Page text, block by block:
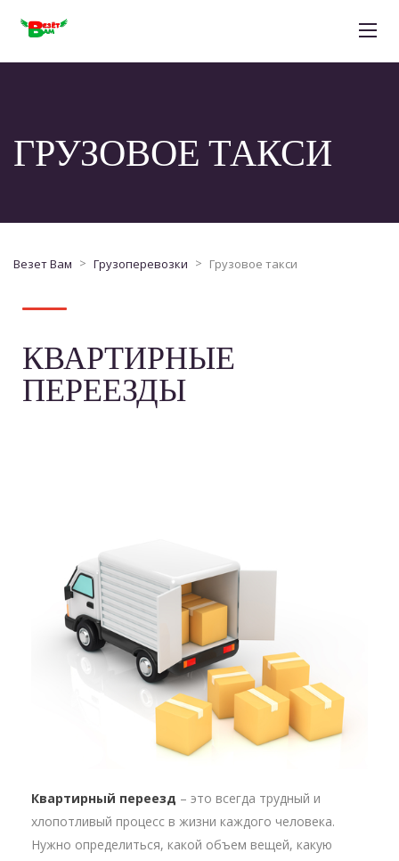
ГРУЗОВОЕ ТАКСИ
Везет Вам > Грузоперевозки > Грузовое такси
КВАРТИРНЫЕ
ПЕРЕЕЗДЫ
Квартирный переезд – это всегда трудный и
хлопотливый процесс в жизни каждого человека.
Нужно определиться, какой объем вещей, какую